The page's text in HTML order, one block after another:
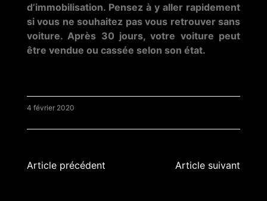
d’immobilisation. Pensez à y aller rapidement
si vous ne souhaitez pas vous retrouver sans
voiture. Après 30 jours, votre voiture peut
être vendue ou cassée selon son état.
4 février 2020
Navigation
Article précédent Article suivant